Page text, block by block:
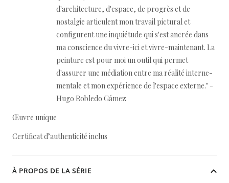
d'architecture, d'espace, de progrès et de
nostalgie articulent mon travail pictural et
configurent une inquiétude qui s'est ancrée dans
ma conscience du vivre-ici et vivre-maintenant. La
peinture est pour moi un outil qui permet
d'assurer une médiation entre ma réalité interne-
mentale et mon expérience de l'espace externe." -
Hugo Robledo Gámez
Œuvre unique
Certificat d’authenticité inclus
À PROPOS DE LA SÉRIE